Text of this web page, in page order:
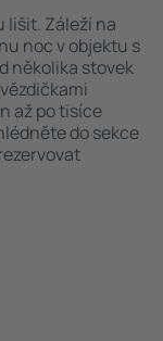
lišit. Záleží na
noc v objektu s
několika stovek
až po tisíce
do sekce